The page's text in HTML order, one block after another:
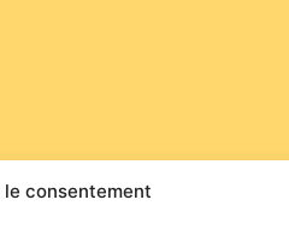
le consentement
TOROFIESTA